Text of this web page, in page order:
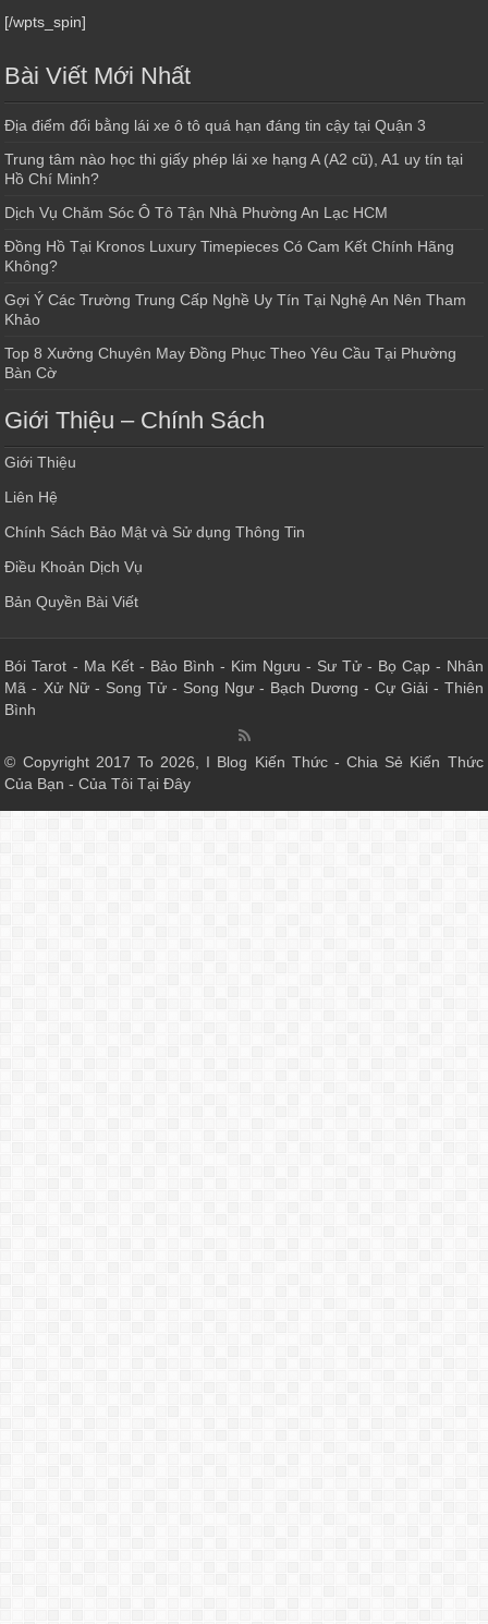
[/wpts_spin]
Bài Viết Mới Nhất
Địa điểm đổi bằng lái xe ô tô quá hạn đáng tin cậy tại Quận 3
Trung tâm nào học thi giấy phép lái xe hạng A (A2 cũ), A1 uy tín tại
Hồ Chí Minh?
Dịch Vụ Chăm Sóc Ô Tô Tận Nhà Phường An Lạc HCM
Đồng Hồ Tại Kronos Luxury Timepieces Có Cam Kết Chính Hãng
Không?
Gợi Ý Các Trường Trung Cấp Nghề Uy Tín Tại Nghệ An Nên Tham
Khảo
Top 8 Xưởng Chuyên May Đồng Phục Theo Yêu Cầu Tại Phường
Bàn Cờ
Giới Thiệu – Chính Sách
Giới Thiệu
Liên Hệ
Chính Sách Bảo Mật và Sử dụng Thông Tin
Điều Khoản Dịch Vụ
Bản Quyền Bài Viết
Bói Tarot - Ma Kết- Bảo Bình - Kim Ngưu - Sư Tử- Bọ Cạp- Nhân
Mã - Xử Nữ- Song Tử- Song Ngư- Bạch Dương - Cự Giải- Thiên
Bình
© Copyright 2017 To 2026, I Blog Kiến Thức - Chia Sẻ Kiến Thức
Của Bạn - Của Tôi Tại Đây